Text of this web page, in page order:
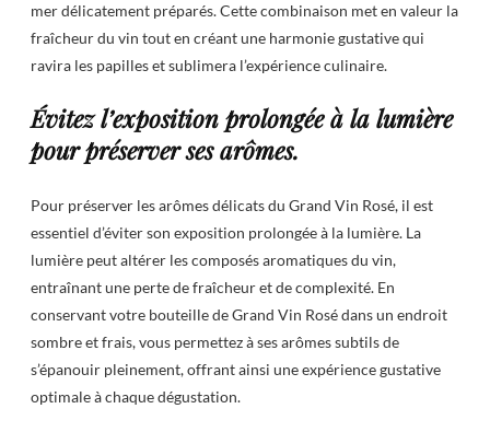
mer délicatement préparés. Cette combinaison met en valeur la
fraîcheur du vin tout en créant une harmonie gustative qui
ravira les papilles et sublimera l’expérience culinaire.
Évitez l’exposition prolongée à la lumière
pour préserver ses arômes.
Pour préserver les arômes délicats du Grand Vin Rosé, il est
essentiel d’éviter son exposition prolongée à la lumière. La
lumière peut altérer les composés aromatiques du vin,
entraînant une perte de fraîcheur et de complexité. En
conservant votre bouteille de Grand Vin Rosé dans un endroit
sombre et frais, vous permettez à ses arômes subtils de
s’épanouir pleinement, offrant ainsi une expérience gustative
optimale à chaque dégustation.